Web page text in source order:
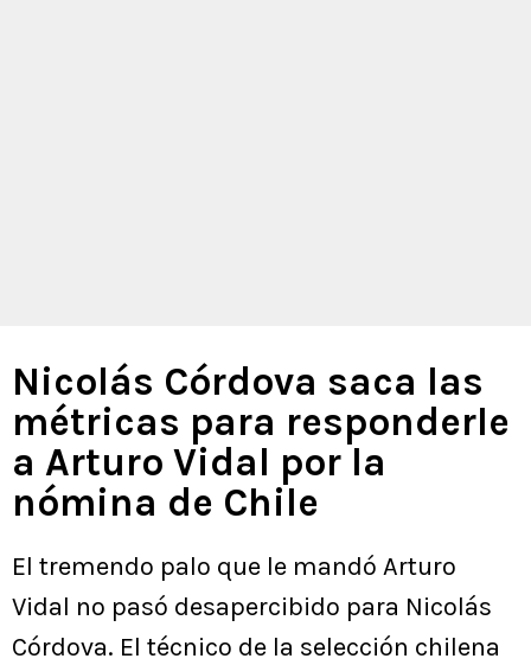
Nicolás Córdova saca las
métricas para responderle
a Arturo Vidal por la
nómina de Chile
El tremendo palo que le mandó Arturo
Vidal no pasó desapercibido para Nicolás
Córdova. El técnico de la selección chilena